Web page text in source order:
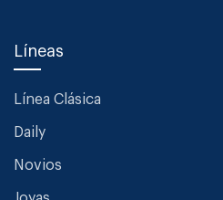
Líneas
Línea Clásica
Daily
Novios